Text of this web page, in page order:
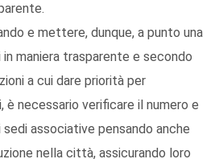
e mettere, dunque, a punto una
maniera trasparente e secondo
a cui dare priorità per
è necessario verificare il numero e
associative pensando anche
nella città, assicurando loro